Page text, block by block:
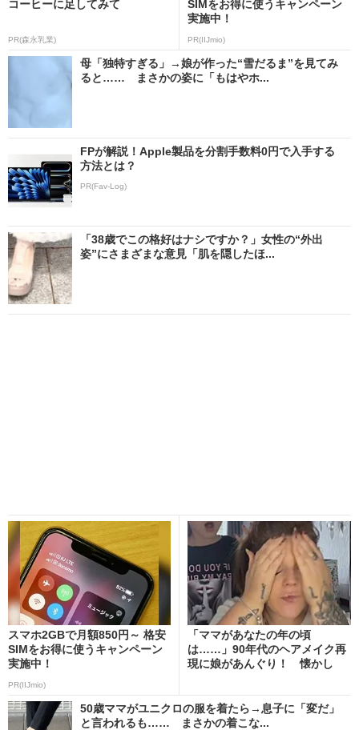
コーヒーに足してみて
PR(森永乳業)
SIMをお得に使うキャンペーン
実施中！
PR(IIJmio)
母「独特すぎる」→娘が作った“雪だるま”を見てみ
ると…… まさかの姿に「もはやホ...
FPが解説！Apple製品を分割手数料0円で入手する
方法とは？
PR(Fav-Log)
「38歳でこの格好はナシですか？」女性の“外出
姿”にさまざまな意見「肌を隠したほ...
スマホ2GBで月額850円～ 格安
SIMをお得に使うキャンペーン
実施中！
PR(IIJmio)
「ママがあなたの年の頃
は……」90年代のヘアメイク再
現に娘があんぐり！ 懐かし
50歳ママがユニクロの服を着たら→息子に「変だ」
と言われるも…… まさかの着こな...